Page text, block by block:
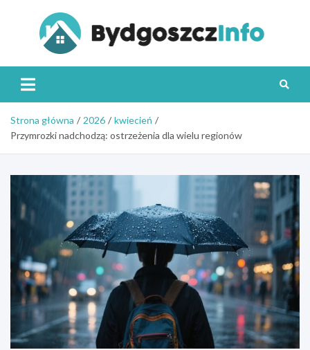
Strona główna 2026
kwiecień
Przymrozki nadchodzą: ostrzeżenia dla wielu regionów